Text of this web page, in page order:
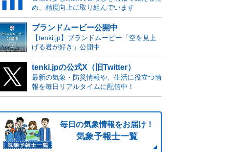
め、精度向上に取り組んでいます
ブランドムービー公開中
【tenki.jp】ブランドムービー「空を見上
げる君が好き」公開中
tenki.jpの公式X（旧Twitter）
最新の気象・防災情報や、生活に役立つ情
報を毎日リアルタイムに配信中！
毎日の気象情報をお届け！
気象予報士一覧